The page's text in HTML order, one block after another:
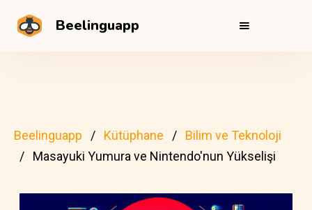
Beelinguapp
Beelinguapp Kütüphane
Bilim ve Teknoloji
Masayuki Yumura ve Nintendo'nun Yükselişi